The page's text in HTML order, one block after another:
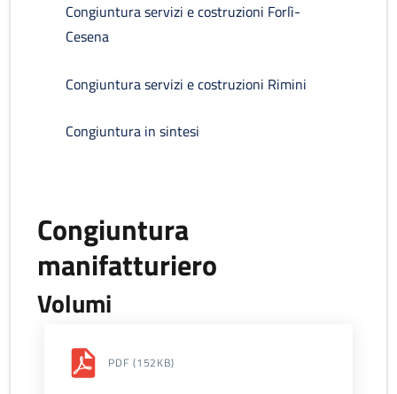
Congiuntura servizi e costruzioni Forlì-
Cesena
Congiuntura servizi e costruzioni Rimini
Congiuntura in sintesi
Congiuntura
manifatturiero
Volumi
PDF (152KB)